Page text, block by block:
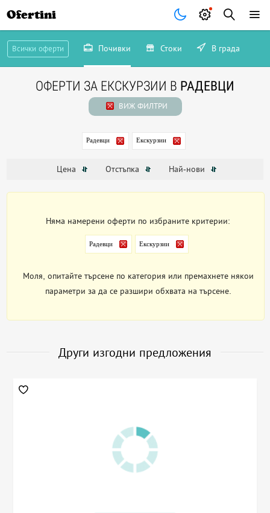
Ofertini
Всички оферти Почивки Стоки В града
ОФЕРТИ ЗА ЕКСКУРЗИИ В РАДЕВЦИ
ВИЖ ФИЛТРИ
Радевци Екскурзии
Цена Отстъпка Най-нови
Няма намерени оферти по избраните критерии:
Радевци Екскурзии
Моля, опитайте търсене по категория или премахнете някои
параметри за да се разшири обхвата на търсене.
Други изгодни предложения